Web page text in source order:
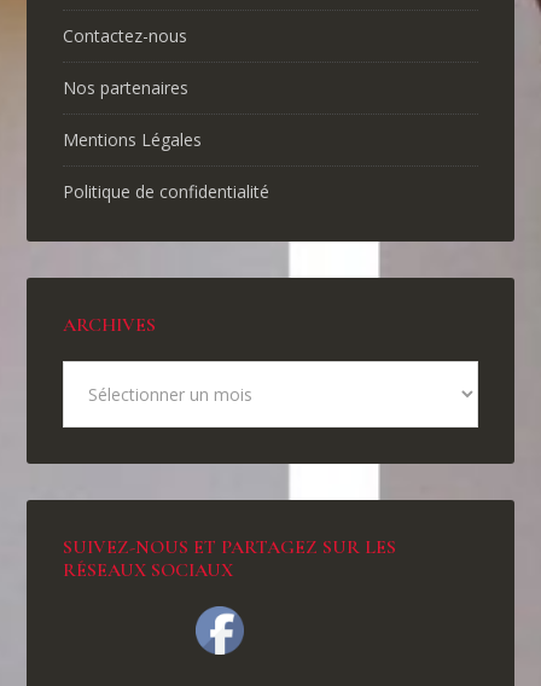
Contactez-nous
Nos partenaires
Mentions Légales
Politique de confidentialité
ARCHIVES
SUIVEZ-NOUS ET PARTAGEZ SUR LES
RÉSEAUX SOCIAUX